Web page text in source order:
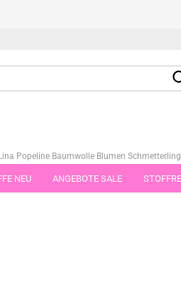
NEU ANGEBOTE SALE
Lina Popeline Baumwolle Blumen